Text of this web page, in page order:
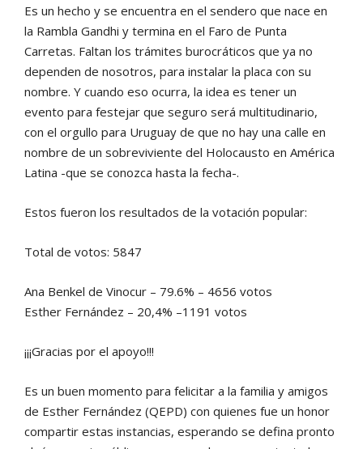
Es un hecho y se encuentra en el sendero que nace en
la Rambla Gandhi y termina en el Faro de Punta
Carretas. Faltan los trámites burocráticos que ya no
dependen de nosotros, para instalar la placa con su
nombre. Y cuando eso ocurra, la idea es tener un
evento para festejar que seguro será multitudinario,
con el orgullo para Uruguay de que no hay una calle en
nombre de un sobreviviente del Holocausto en América
Latina -que se conozca hasta la fecha-.
Estos fueron los resultados de la votación popular:
Total de votos: 5847
Ana Benkel de Vinocur – 79.6% – 4656 votos
Esther Fernández – 20,4% –1191 votos
¡¡¡Gracias por el apoyo!!!
Es un buen momento para felicitar a la familia y amigos
de Esther Fernández (QEPD) con quienes fue un honor
compartir estas instancias, esperando se defina pronto